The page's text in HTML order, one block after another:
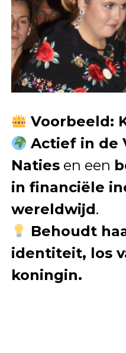
Voorbeeld:
Actief in de
Natiesen een
in financiële
wereldwijd.
Behoudt
identiteit, los
koningin.